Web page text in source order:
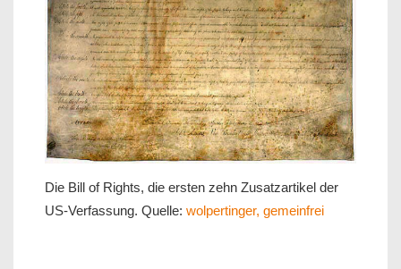
Die Bill of Rights, die ersten zehn Zusatzartikel der
US-Verfassung. Quelle: wolpertinger, gemeinfrei